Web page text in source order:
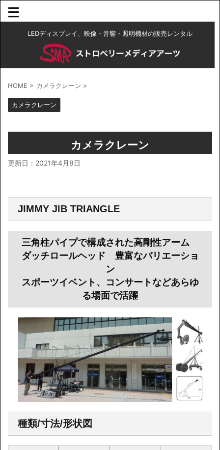
LEDディスプレイ、映像・音響・照明機材の販売レンタル
HOME > カメラクレーン >
カメラクレーン
カメラクレーン
更新日： 2021年4月8日
JIMMY JIB TRIANGLE
三角柱パイプで構成された高剛性アーム
ダッチロールヘッド 豊富なバリエーショ
ン
スポーツイベント、コンサートなどあらゆ
る場面で活躍
種類/寸法/形状図